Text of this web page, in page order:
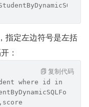
指定左边符号是左括
：
where id in (1,3)
复制代码